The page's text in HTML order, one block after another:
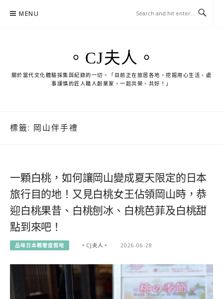
MENU
。CJ夫人。
關於當代文化體驗採集與紀錄的一切。「目前正在旅居各地，挖掘用心生活、處
事謹慎的匠人職人創業家，一起共榮、共好！」
標籤: 岡山伴手禮
一顆白桃，如何讓岡山變成夏天限定的日本
旅行目的地！又見白桃女王佔領岡山時，恭
迎白桃果昔、白桃刨冰、白桃芭菲及白桃甜
點到來吧！
品味日本輕奢度假地 。CJ夫人。 2026-06-28